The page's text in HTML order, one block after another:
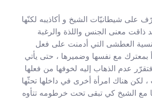
على شيطانيّات الشيخ و أكاذيبه لكنّها
ذاقت معنى الجنس واللذة والرغبة
العطشى التي أدمنت على فعل
بمعترك مع نفسها وضميرها ، حتى يأتي
عدم الذهاب إليه لخوفها من فعلها
، لكن هناك امرأة أخرى في داخلها تحثّها
مع الشيخ كي تبقى تحت خرطومه تتأوه